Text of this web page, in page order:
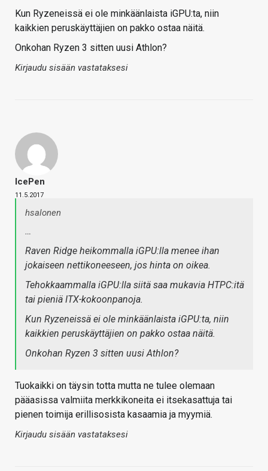
Kun Ryzeneissä ei ole minkäänlaista iGPU:ta, niin
kaikkien peruskäyttäjien on pakko ostaa näitä.
Onkohan Ryzen 3 sitten uusi Athlon?
Kirjaudu sisään vastataksesi
IcePen
11.5.2017
hsalonen
…
Raven Ridge heikommalla iGPU:lla menee ihan
jokaiseen nettikoneeseen, jos hinta on oikea.
Tehokkaammalla iGPU:lla siitä saa mukavia HTPC:itä
tai pieniä ITX-kokoonpanoja.
Kun Ryzeneissä ei ole minkäänlaista iGPU:ta, niin
kaikkien peruskäyttäjien on pakko ostaa näitä.
Onkohan Ryzen 3 sitten uusi Athlon?
Tuokaikki on täysin totta mutta ne tulee olemaan
pääasissa valmiita merkkikoneita ei itsekasattuja tai
pienen toimija erillisosista kasaamia ja myymiä.
Kirjaudu sisään vastataksesi